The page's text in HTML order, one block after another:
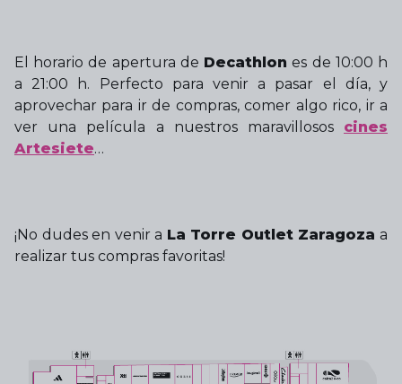
El horario de apertura de Decathlon es de 10:00 h
a 21:00 h. Perfecto para venir a pasar el día, y
aprovechar para ir de compras, comer algo rico, ir a
ver una película a nuestros maravillosos cines
Artesiete…
¡No dudes en venir a La Torre Outlet Zaragoza a
realizar tus compras favoritas!